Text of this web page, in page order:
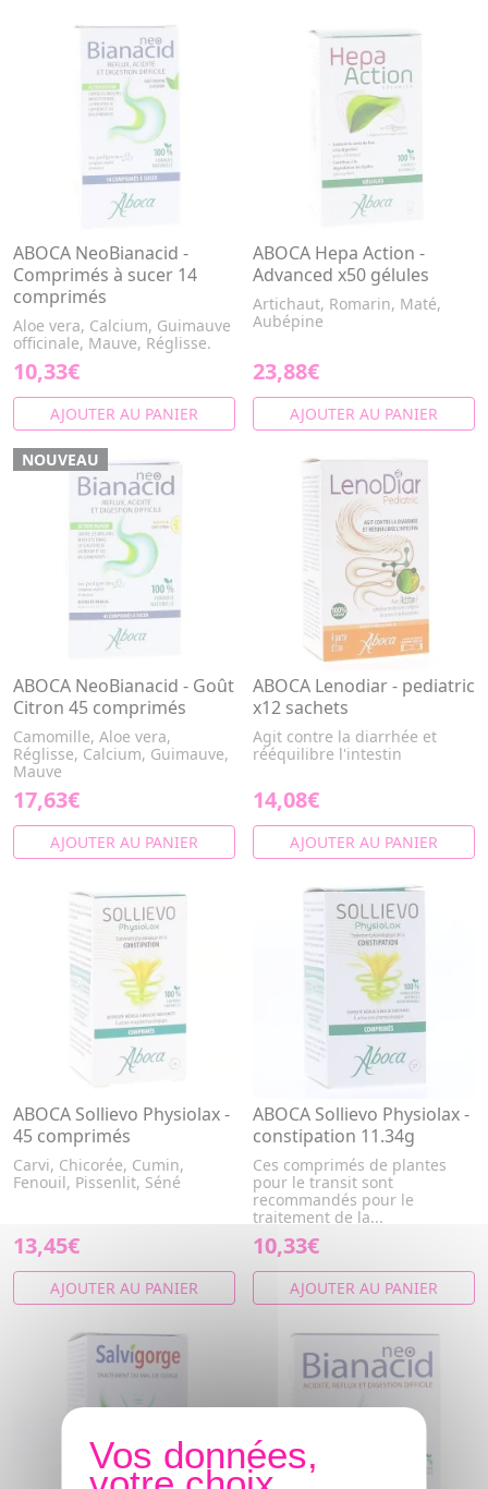
ABOCA NeoBianacid -
Comprimés à sucer 14
comprimés
Aloe vera, Calcium, Guimauve
officinale, Mauve, Réglisse.
10,33€
AJOUTER AU PANIER
ABOCA Hepa Action -
Advanced x50 gélules
Artichaut, Romarin, Maté,
Aubépine
23,88€
AJOUTER AU PANIER
NOUVEAU
ABOCA NeoBianacid - Goût
Citron 45 comprimés
Camomille, Aloe vera,
Réglisse, Calcium, Guimauve,
Mauve
17,63€
AJOUTER AU PANIER
ABOCA Lenodiar - pediatric
x12 sachets
Agit contre la diarrhée et
rééquilibre l'intestin
14,08€
AJOUTER AU PANIER
ABOCA Sollievo Physiolax -
45 comprimés
Carvi, Chicorée, Cumin,
Fenouil, Pissenlit, Séné
13,45€
AJOUTER AU PANIER
ABOCA Sollievo Physiolax -
constipation 11.34g
Ces comprimés de plantes
pour le transit sont
recommandés pour le
traitement de la...
10,33€
AJOUTER AU PANIER